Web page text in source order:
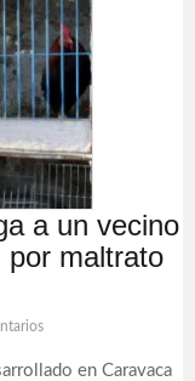
a un vecino
por maltrato
en Caravaca